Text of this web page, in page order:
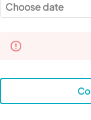
Choose date